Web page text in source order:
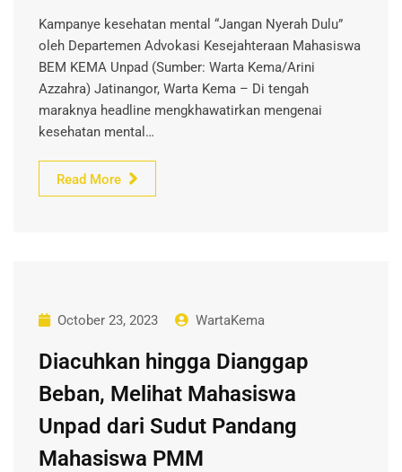
Kampanye kesehatan mental “Jangan Nyerah Dulu”
oleh Departemen Advokasi Kesejahteraan Mahasiswa
BEM KEMA Unpad (Sumber: Warta Kema/Arini
Azzahra) Jatinangor, Warta Kema – Di tengah
maraknya headline mengkhawatirkan mengenai
kesehatan mental…
Read More
October 23, 2023 WartaKema
Diacuhkan hingga Dianggap
Beban, Melihat Mahasiswa
Unpad dari Sudut Pandang
Mahasiswa PMM